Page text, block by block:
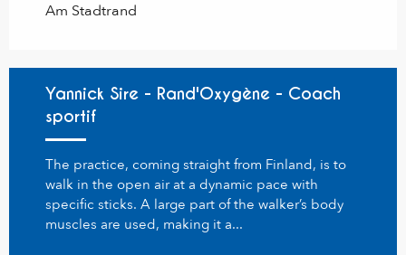
Am Stadtrand
Yannick Sire - Rand'Oxygène - Coach
sportif
The practice, coming straight from Finland, is to
walk in the open air at a dynamic pace with
specific sticks. A large part of the walker’s body
muscles are used, making it a...